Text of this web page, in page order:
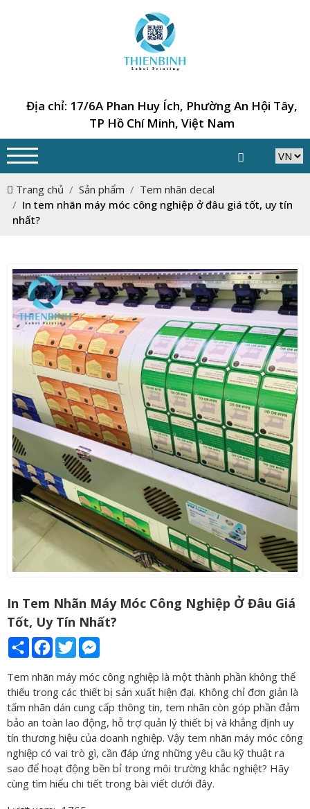
Địa chỉ: 17/6A Phan Huy Ích, Phường An Hội Tây,
TP Hồ Chí Minh, Việt Nam
Trang chủ Sản phẩm
Tem nhãn decal
In tem nhãn máy móc công nghiệp ở đâu giá tốt, uy tín
nhất?
In Tem Nhãn Máy Móc Công Nghiệp Ở Đâu Giá
Tốt, Uy Tín Nhất?
ShareFacebook
Twitter
Tem nhãn máy móc công nghiệp là một thành phần không thể
thiếu trong các thiết bị sản xuất hiện đại. Không chỉ đơn giản là
tấm nhãn dán cung cấp thông tin, tem nhãn còn góp phần đảm
bảo an toàn lao động, hỗ trợ quản lý thiết bị và khẳng định uy
tín thương hiệu của doanh nghiệp. Vậy tem nhãn máy móc công
nghiệp có vai trò gì, cần đáp ứng những yêu cầu kỹ thuật ra
sao để hoạt động bền bỉ trong môi trường khắc nghiệt? Hãy
cùng tìm hiểu chi tiết trong bài viết dưới đây.